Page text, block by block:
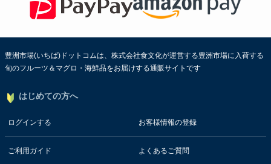
豊洲市場(いちば)ドットコムは、株式会社食文化が運営する豊洲市場に入荷する
旬のフルーツ＆マグロ・海鮮品をお届けする通販サイトです
はじめての方へ
ログインする お客様情報の登録
ご利用ガイド よくあるご質問